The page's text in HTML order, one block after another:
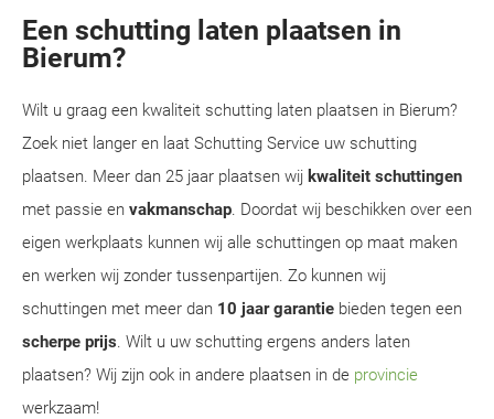
Een schutting laten plaatsen in
Bierum?
Wilt u graag een kwaliteit schutting laten plaatsen in Bierum?
Zoek niet langer en laat Schutting Service uw schutting
plaatsen. Meer dan 25 jaar plaatsen wij kwaliteit schuttingen
met passie en vakmanschap. Doordat wij beschikken over een
eigen werkplaats kunnen wij alle schuttingen op maat maken
en werken wij zonder tussenpartijen. Zo kunnen wij
schuttingen met meer dan 10 jaar garantie bieden tegen een
scherpe prijs. Wilt u uw schutting ergens anders laten
plaatsen? Wij zijn ook in andere plaatsen in de provincie
werkzaam!